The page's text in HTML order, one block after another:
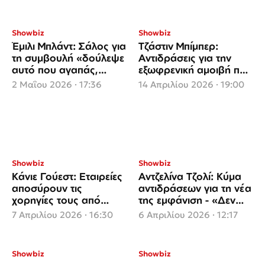
Showbiz
Έμιλι Μπλάντ: Σάλος για
τη συμβουλή «δούλεψε
αυτό που αγαπάς,
ακόμη κι αν δεν
2 Μαΐου 2026 · 17:36
Showbiz
Τζάστιν Μπίμπερ:
Αντιδράσεις για την
εξωφρενική αμοιβή που
έλαβε για το Coachella!
14 Απριλίου 2026 · 19:00
Showbiz
Κάνιε Γούεστ: Εταιρείες
αποσύρουν τις
χορηγίες τους από
φεστιβάλ λόγω της
συμμετοχής του!
7 Απριλίου 2026 · 16:30
Showbiz
Αντζελίνα Τζολί: Κύμα
αντιδράσεων για τη νέα
της εμφάνιση - «Δεν
είναι αυτή»
6 Απριλίου 2026 · 12:17
Showbiz Showbiz